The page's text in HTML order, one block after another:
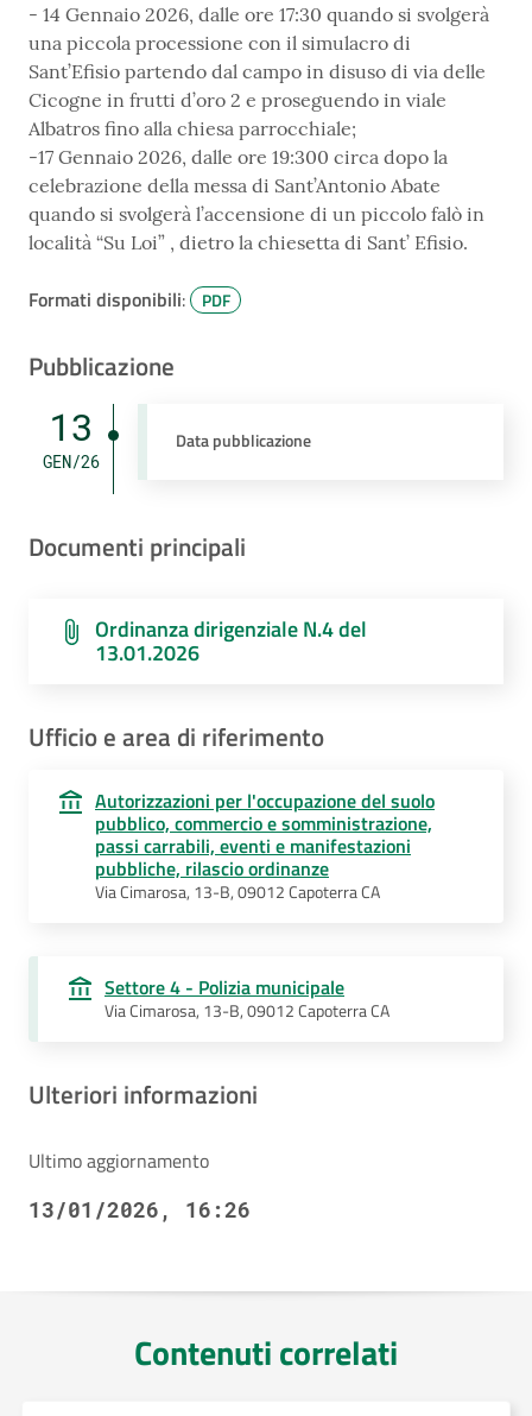
- 14 Gennaio 2026, dalle ore 17:30 quando si svolgerà
una piccola processione con il simulacro di
Sant’Efisio partendo dal campo in disuso di via delle
Cicogne in frutti d’oro 2 e proseguendo in viale
Albatros fino alla chiesa parrocchiale;
-17 Gennaio 2026, dalle ore 19:300 circa dopo la
celebrazione della messa di Sant’Antonio Abate
quando si svolgerà l’accensione di un piccolo falò in
località “Su Loi” , dietro la chiesetta di Sant’ Efisio.
Formati disponibili: PDF
Pubblicazione
13
GEN/26
Data pubblicazione
Documenti principali
Ordinanza dirigenziale N.4 del
13.01.2026
Ufficio e area di riferimento
Autorizzazioni per l'occupazione del suolo
pubblico, commercio e somministrazione,
passi carrabili, eventi e manifestazioni
pubbliche, rilascio ordinanze
Via Cimarosa, 13-B, 09012 Capoterra CA
Settore 4 - Polizia municipale
Via Cimarosa, 13-B, 09012 Capoterra CA
Ulteriori informazioni
Ultimo aggiornamento
13/01/2026, 16:26
Contenuti correlati